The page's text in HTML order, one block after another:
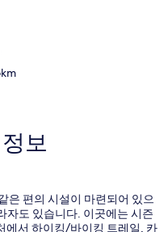
보
은 편의 시설이 마련되어 있으
자도 있습니다. 이곳에는 시즌
에서 하이킹/바이킹 트레일, 카